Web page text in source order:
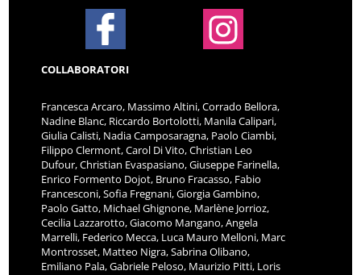
COLLABORATORI
Francesca Arcaro, Massimo Altini, Corrado Bellora,
Nadine Blanc, Riccardo Bortolotti, Manila Calipari,
Giulia Calisti, Nadia Camposaragna, Paolo Ciambi,
Filippo Clermont, Carol Di Vito, Christian Leo
Dufour, Christian Evaspasiano, Giuseppe Farinella,
Enrico Formento Dojot, Bruno Fracasso, Fabio
Francesconi, Sofia Fregnani, Giorgia Gambino,
Paolo Gatto, Michael Ghignone, Marlène Jorrioz,
Cecilia Lazzarotto, Giacomo Mangano, Angela
Marrelli, Federico Mecca, Luca Mauro Melloni, Marc
Montrosset, Matteo Nigra, Sabrina Olibano,
Emiliano Pala, Gabriele Peloso, Maurizio Pitti, Loris